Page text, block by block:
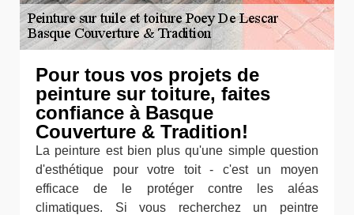
Pour tous vos projets de
peinture sur toiture, faites
confiance à Basque
Couverture & Tradition!
La peinture est bien plus qu'une simple question
d'esthétique pour votre toit - c'est un moyen
efficace de le protéger contre les aléas
climatiques. Si vous recherchez un peintre